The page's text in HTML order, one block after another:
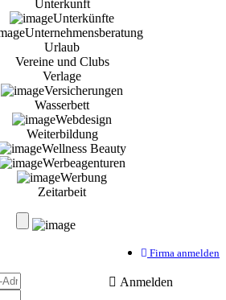
Unterkunft
Unterkünfte
Unternehmensberatung
Urlaub
Vereine und Clubs
Verlage
Versicherungen
Wasserbett
Webdesign
Weiterbildung
Wellness Beauty
Werbeagenturen
Werbung
Zeitarbeit
Firma anmelden
Anmelden